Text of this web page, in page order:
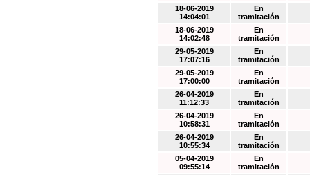
18-06-2019
14:04:01
En
tramitación
18-06-2019
14:02:48
En
tramitación
29-05-2019
17:07:16
En
tramitación
29-05-2019
17:00:00
En
tramitación
26-04-2019
11:12:33
En
tramitación
26-04-2019
10:58:31
En
tramitación
26-04-2019
10:55:34
En
tramitación
05-04-2019
09:55:14
En
tramitación